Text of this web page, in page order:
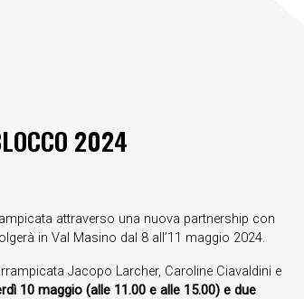
2024
attraverso una nuova partnership con
in Val Masino dal 8 all’11 maggio 2024.
Jacopo Larcher, Caroline Ciavaldini e
10 maggio (alle 11.00 e alle 15.00) e due